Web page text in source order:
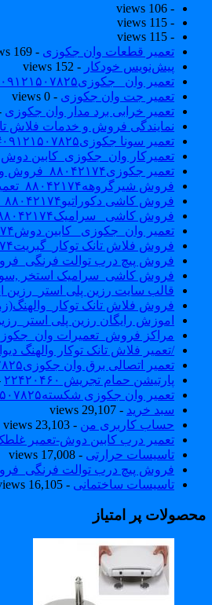
- 106 views
- 115 views
- 115 views
تعمیر قطعات وان جکوزی - 169 views
پیش‌نویس خودکار - 152 views
تعمیر وان _جکوزی۰۹۱۲۱۵۰۷۸۲۵
تعمیر جت وان جکوزی - 0 views
تعمیر خرابی برد مدار وان جکوزی
نمایندگی فروش و خدمات فلاش تانک
تعمیر سونا جکوزی۰۹۱۲۱۵۰۷۸۲۵#| Sauna | Jacuzzi
تعمیرکار وان_جکوزی_کابین دوش
تعمیر جکوزی۸۸۰۴۲۱۷۴_فروش وان جکوزی
فروش شیرگروهه۸۸۰۴۲۱۷۴_تعمیر شیرگروهه
فروش کاشی دکوراتیو۸۸۰۴۲۱۷۴_فروش کاشی بین کابینتی
فروش کاشی _سرامیک۸۸۰۴۲۱۷۴
تعمیر وان_جکوزی_ کابین دوش۸۸۰۴۲۱۷۴
فروش فلاش تانک توکار_گبریت۸۸۰۴۲۱۷۴
فروش پیچ درب توالت فرنگی_فروش
فروش کاشی_سرامیک استخر
قالب سایت رزین پلی استر_رزین
فروش فلاش تانک
اموزش رایگان رزین پلی
مراکز فروش_تعمیرات
/تعمیر فلاش تانک توکار والهنگ
تعمیر اتصالی برق وان جکوزی۰۹۱۲۱۵۰۷۸۲۵
پارتیشن حمام تجریش ۲۲۴۲۰۴۶۰
تعمیر وان جکوزی شکسته۰۹۱۲۱۵۰۷۸۲۵
سبد خرید - 29,107 views
حساب کاربری من - 23,103 views
تعمیر درب کابین دوش-تعمیر
تاسیسات حرارتی - 17,008 views
فروش پیچ درب توالت فرنگی_فروش
تاسیسات ساختمانی - 16,105 views
محصولات پر امتیاز